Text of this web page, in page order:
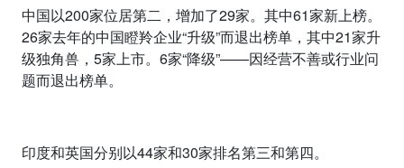
中国以200家位居第二，增加了29家。其中61家新上榜。
26家去年的中国瞪羚企业“升级”而退出榜单，其中21家升
级独角兽， 5家上市。 6家“降级”——因经营不善或行业问
题而退出榜单。
印度和英国分别以44家和30家排名第三和第四。